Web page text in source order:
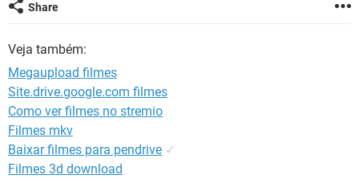
Share
Veja também:
Megaupload filmes
Site.drive.google.com filmes
Como ver filmes no stremio
Filmes mkv
Baixar filmes para pendrive ✓
Filmes 3d download